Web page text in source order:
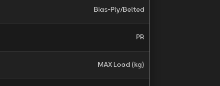
Bias-Ply/Belted
PR
MAX Load (kg)